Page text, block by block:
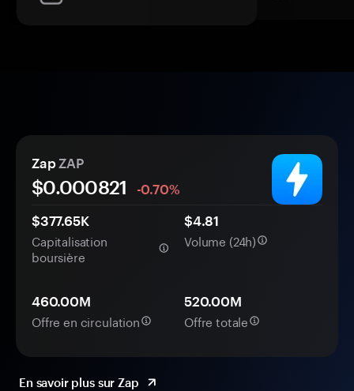
Zap ZAP
$0.000821
-0.70%
$377.65K
Capitalisation
boursière
$4.81
Volume (24h)
460.00M
Offre en circulation
520.00M
Offre totale
En savoir plus sur Zap